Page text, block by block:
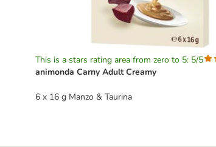
This is a stars rating area from zero to 5: 5/5
animonda Carny Adult Creamy
6 x 16 g Manzo & Taurina